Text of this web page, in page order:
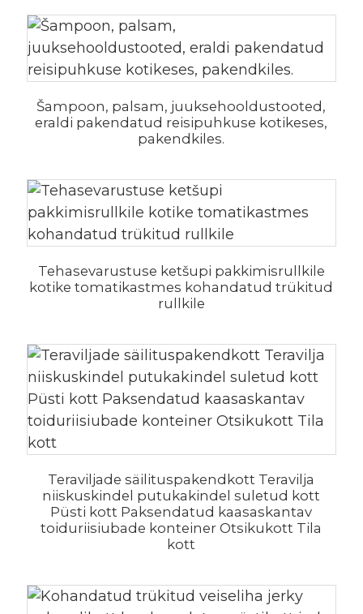
Šampoon, palsam, juuksehooldustooted,
eraldi pakendatud reisipuhkuse kotikeses,
pakendkiles.
Tehasevarustuse ketšupi pakkimisrullkile
kotike tomatikastmes kohandatud trükitud
rullkile
Teraviljade säilituspakendkott Teravilja
niiskuskindel putukakindel suletud kott
Püsti kott Paksendatud kaasaskantav
toiduriisiubade konteiner Otsikukott Tila
kott